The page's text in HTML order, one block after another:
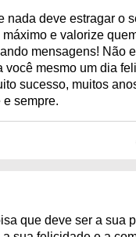
nada deve estragar o
e valorize
mensagens! Não
você mesmo um dia
sucesso, muitos
sempre.
que deve ser a sua